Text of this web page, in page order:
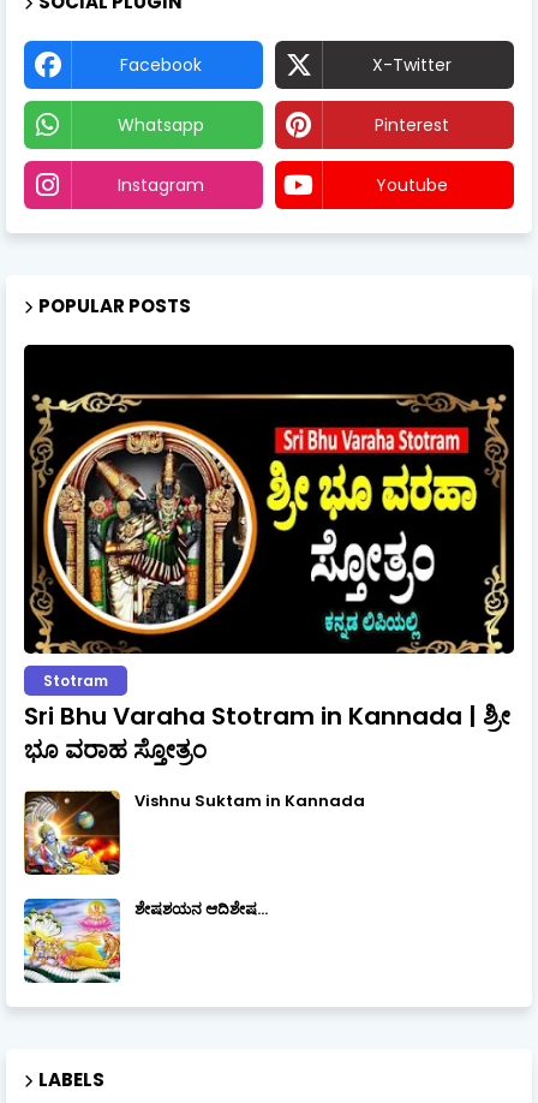
Facebook X-Twitter
Whatsapp Pinterest
Instagram Youtube
POPULAR POSTS
Stotram
Sri Bhu Varaha Stotram in Kannada | ಶ್ರೀ
ಭೂ ವರಾಹ ಸ್ತೋತ್ರಂ
Vishnu Suktam in Kannada
ಶೇಷಶಯನ ಆದಿಶೇಷ...
LABELS